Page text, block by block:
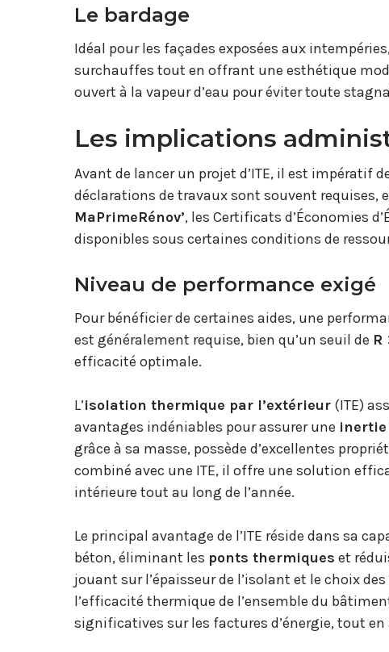
Le bardage
Idéal pour les façades exposées aux
surchauffes tout en offrant une esthétique
ouvert à la vapeur d’eau pour éviter toute
Les implications
Avant de lancer un projet d’ITE, il est impératif
déclarations de travaux sont souvent requises,
MaPrimeRénov’, les Certificats d’Économies
disponibles sous certaines conditions de
Niveau de performance exigé
Pour bénéficier de certaines aides, une
est généralement requise, bien qu’un seuil de R
efficacité optimale.
L’isolation thermique par l’extérieur (ITE)
avantages indéniables pour assurer une
grâce à sa masse, possède d’excellentes
combiné avec une ITE, il offre une solution
intérieure tout au long de l’année.
Le principal avantage de l’ITE réside dans sa
béton, éliminant les ponts thermiques et
jouant sur l’épaisseur de l’isolant et le choix
l’efficacité thermique de l’ensemble du
significatives sur les factures d’énergie, tout